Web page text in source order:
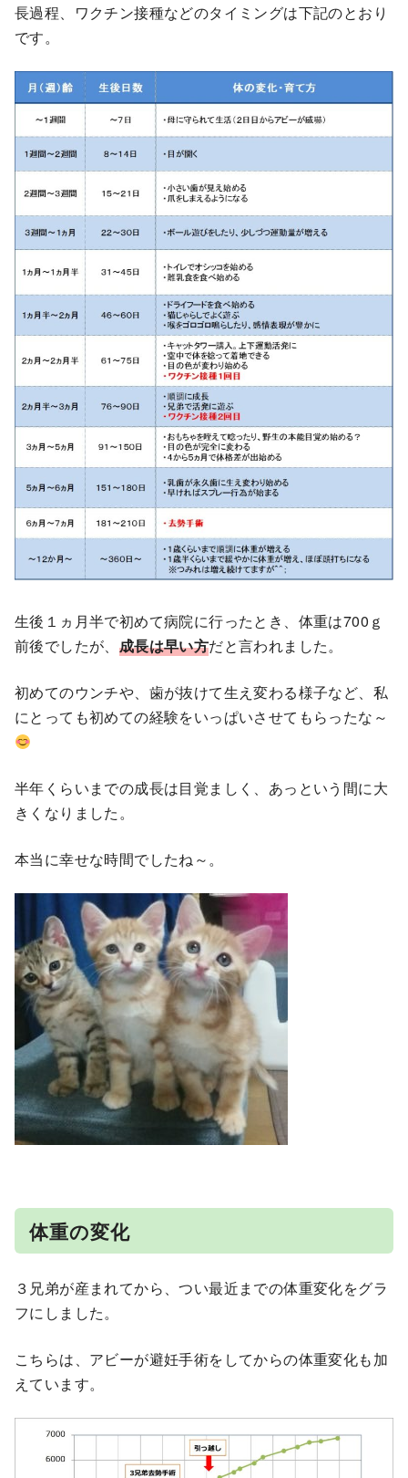
長過程、ワクチン接種などのタイミングは下記のとおり
です。
生後１ヵ月半で初めて病院に行ったとき、体重は700ｇ
前後でしたが、 成長は早い方だと言われました。
初めてのウンチや、歯が抜けて生え変わる様子など、私
にとっても初めての経験をいっぱいさせてもらったな～
半年くらいまでの成長は目覚ましく、あっという間に大
きくなりました。
本当に幸せな時間でしたね～。
体重の変化
３兄弟が産まれてから、つい最近までの体重変化をグラ
フにしました。
こちらは、アビーが避妊手術をしてからの体重変化も加
えています。